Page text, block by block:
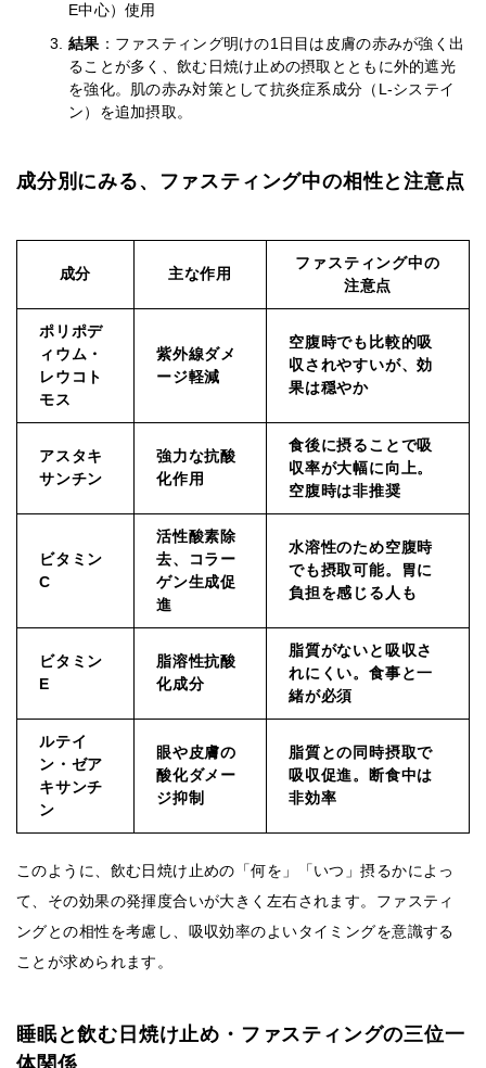
E中心）使用
結果 ：ファスティング明けの1日目は皮膚の赤みが強く出
ることが多く、飲む日焼け止めの摂取とともに外的遮光
を強化。肌の赤み対策として抗炎症系成分（L-システイ
ン）を追加摂取。
成分別にみる、ファスティング中の相性と注意点
成分 主な作用
ファスティング中の
注意点
ポリポデ
ィウム・
レウコト
モス
紫外線ダメ
ージ軽減
空腹時でも比較的吸
収されやすいが、効
果は穏やか
アスタキ
サンチン
強力な抗酸
化作用
食後に摂ることで吸
収率が大幅に向上。
空腹時は非推奨
ビタミン
C
活性酸素除
去、コラー
ゲン生成促
進
水溶性のため空腹時
でも摂取可能。胃に
負担を感じる人も
ビタミン
E
脂溶性抗酸
化成分
脂質がないと吸収さ
れにくい。食事と一
緒が必須
ルテイ
ン・ゼア
キサンチ
ン
眼や皮膚の
酸化ダメー
ジ抑制
脂質との同時摂取で
吸収促進。断食中は
非効率
このように、飲む日焼け止めの「何を」「いつ」摂るかによっ
て、その効果の発揮度合いが大きく左右されます。ファスティ
ングとの相性を考慮し、吸収効率のよいタイミングを意識する
ことが求められます。
睡眠と飲む日焼け止め・ファスティングの三位一